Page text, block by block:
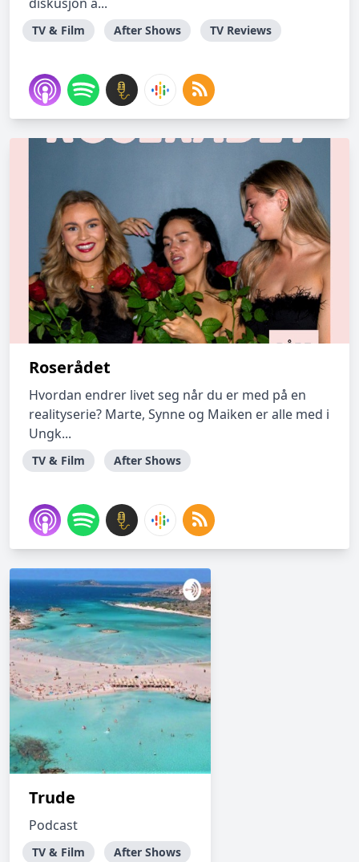
TV & Film After Shows TV Reviews
Roserådet
Hvordan endrer livet seg når du er med på en
realityserie? Marte, Synne og Maiken er alle med i
Ungk...
TV & Film After Shows
Trude
Podcast
TV & Film After Shows